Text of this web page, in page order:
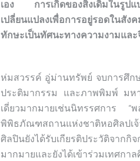
เอง การเกิดของสิ่งเดิมในรู
เปลี่ยนแปลงเพื่อการอยู่รอดในสั
ทักษะเป็นทัศนะทางความงามและ
ห่มสวรรค์ อู่ม่านทรัพย์ จบการศึ
ประติมากรรม และภาพพิมพ์ มหา
เดี่ยวมากมายเช่นนิทรรศการ
พิพิธภัณฑสถานแห่งชาติหอศิลปเ
ศิลปินยังได้รับเกียรติประวัติจาก
มากมายและยังได้เข้าร่วมเทศ